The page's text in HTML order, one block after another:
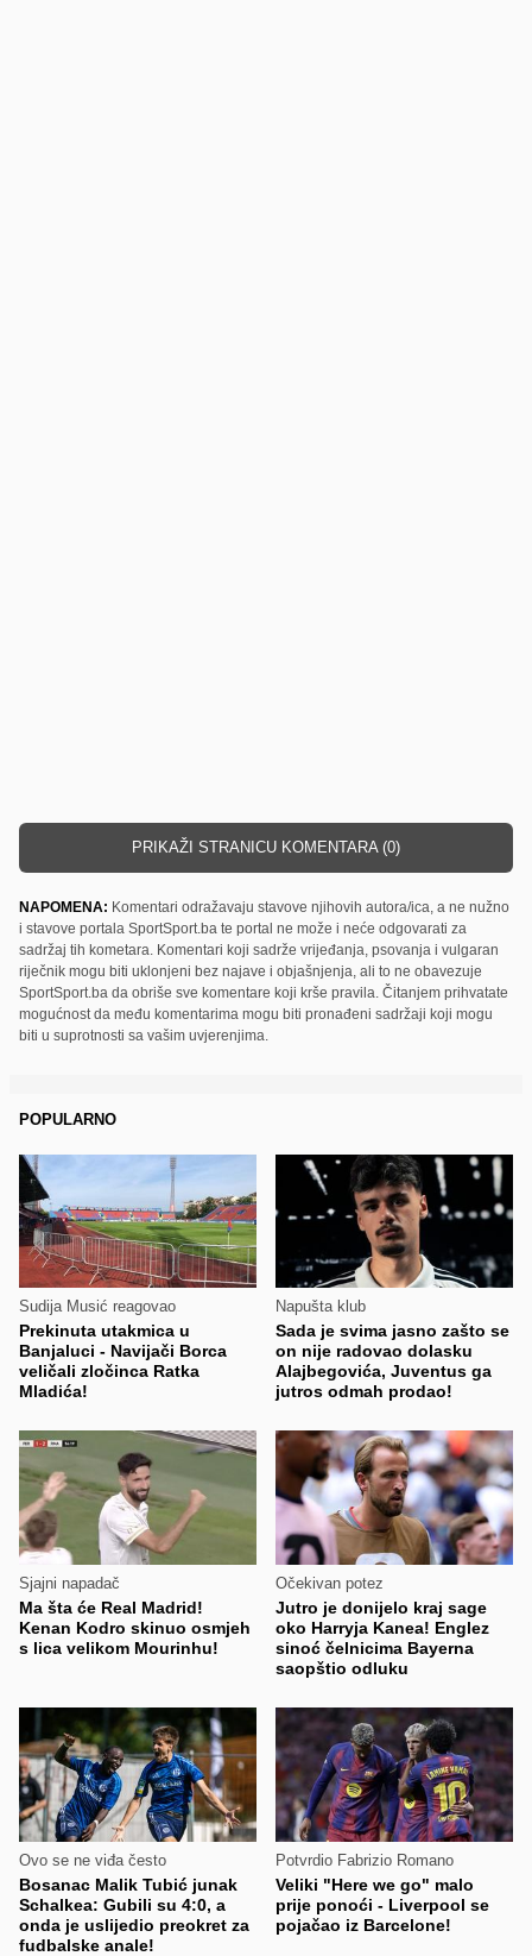
PRIKAŽI STRANICU KOMENTARA (0)
NAPOMENA: Komentari odražavaju stavove njihovih autora/ica, a ne nužno
i stavove portala SportSport.ba te portal ne može i neće odgovarati za
sadržaj tih kometara. Komentari koji sadrže vrijeđanja, psovanja i vulgaran
riječnik mogu biti uklonjeni bez najave i objašnjenja, ali to ne obavezuje
SportSport.ba da obriše sve komentare koji krše pravila. Čitanjem prihvatate
mogućnost da među komentarima mogu biti pronađeni sadržaji koji mogu
biti u suprotnosti sa vašim uvjerenjima.
POPULARNO
Sudija Musić reagovao
Prekinuta utakmica u
Banjaluci - Navijači Borca
veličali zločinca Ratka
Mladića!
Napušta klub
Sada je svima jasno zašto se
on nije radovao dolasku
Alajbegovića, Juventus ga
jutros odmah prodao!
Sjajni napadač
Ma šta će Real Madrid!
Kenan Kodro skinuo osmjeh
s lica velikom Mourinhu!
Očekivan potez
Jutro je donijelo kraj sage
oko Harryja Kanea! Englez
sinoć čelnicima Bayerna
saopštio odluku
Ovo se ne viđa često
Bosanac Malik Tubić junak
Schalkea: Gubili su 4:0, a
onda je uslijedio preokret za
fudbalske anale!
Potvrdio Fabrizio Romano
Veliki "Here we go" malo
prije ponoći - Liverpool se
pojačao iz Barcelone!